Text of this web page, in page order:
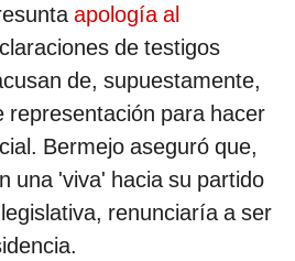
apología al
de testigos
de, supuestamente,
representación para hacer
Bermejo aseguró que,
una 'viva' hacia su partido
renunciaría a ser